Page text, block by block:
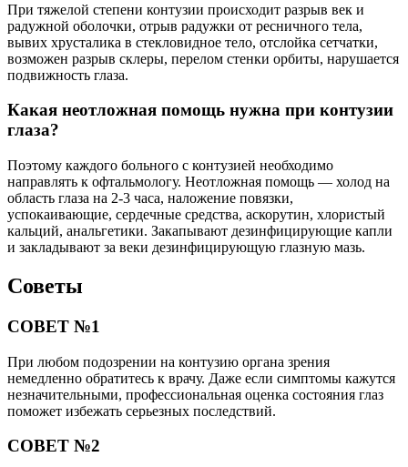
При тяжелой степени контузии происходит разрыв век и
радужной оболочки, отрыв радужки от ресничного тела,
вывих хрусталика в стекловидное тело, отслойка сетчатки,
возможен разрыв склеры, перелом стенки орбиты, нарушается
подвижность глаза.
Какая неотложная помощь нужна при контузии
глаза?
Поэтому каждого больного с контузией необходимо
направлять к офтальмологу. Неотложная помощь — холод на
область глаза на 2-3 часа, наложение повязки,
успокаивающие, сердечные средства, аскорутин, хлористый
кальций, анальгетики. Закапывают дезинфицирующие капли
и закладывают за веки дезинфицирующую глазную мазь.
Советы
СОВЕТ №1
При любом подозрении на контузию органа зрения
немедленно обратитесь к врачу. Даже если симптомы кажутся
незначительными, профессиональная оценка состояния глаз
поможет избежать серьезных последствий.
СОВЕТ №2